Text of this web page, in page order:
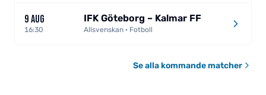
9 AUG
16:30
IFK Göteborg – Kalmar FF
Allsvenskan · Fotboll
Se alla kommande matcher